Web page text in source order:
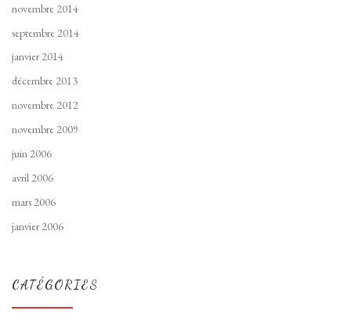
novembre 2014
septembre 2014
janvier 2014
décembre 2013
novembre 2012
novembre 2009
juin 2006
avril 2006
mars 2006
janvier 2006
CATÉGORIES